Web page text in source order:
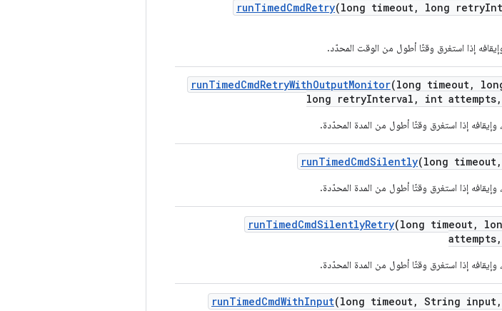
runTimedCmdRetry(long timeout, long retry
إذا استغرق وقتًا أطول من الوقت المحدّد.
runTimedCmdRetryWithOutputMonitor(long timeout,
long retryInterval , int attempts,
إذا استغرق وقتًا أطول من المدة المحدّدة.
runTimedCmdSilently(long timeout,
إذا استغرق وقتًا أطول من المدة المحدّدة.
runTimedCmdSilentlyRetry(long timeout,
attempts,
إذا استغرق وقتًا أطول من المدة المحدّدة.
runTimedCmdWithInput(long timeout, String input,